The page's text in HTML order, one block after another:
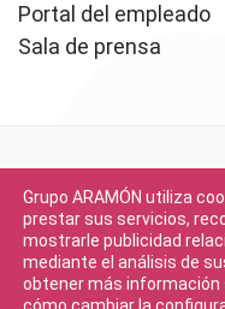
Portal del empleado
Sala de prensa
Grupo ARAMÓN utiliza
prestar sus servicios,
mostrarle publicidad
mediante el análisis de
obtener más información